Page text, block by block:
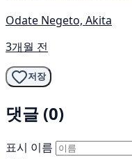
Odate Negeto, Akita
3개월 전
저장
댓글 (0)
표시 이름